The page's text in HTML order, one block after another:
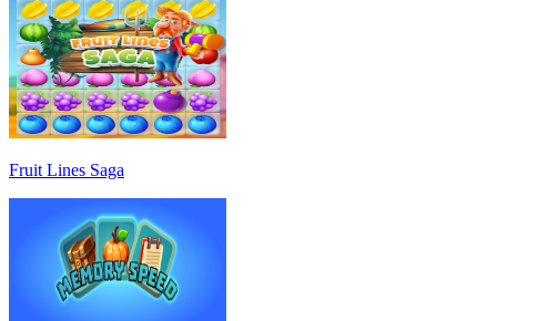
Fruit Lines Saga